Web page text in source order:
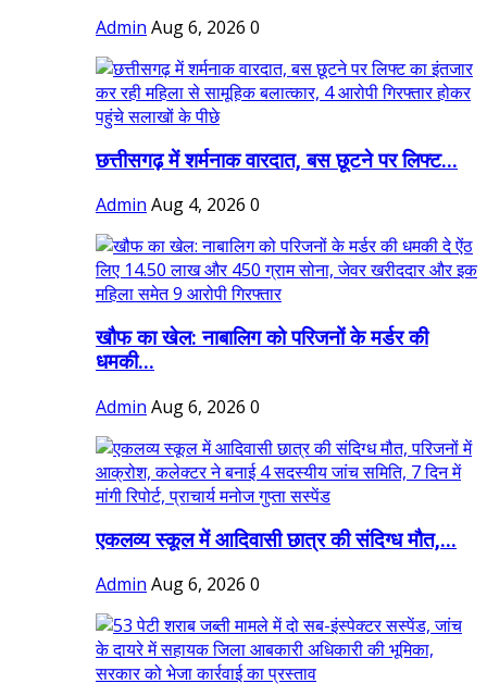
Admin Aug 6, 2026 0
छत्तीसगढ़ में शर्मनाक वारदात, बस छूटने पर लिफ्ट...
Admin Aug 4, 2026 0
खौफ का खेल: नाबालिग को परिजनों के मर्डर की
धमकी...
Admin Aug 6, 2026 0
एकलव्य स्कूल में आदिवासी छात्र की संदिग्ध मौत,...
Admin Aug 6, 2026 0